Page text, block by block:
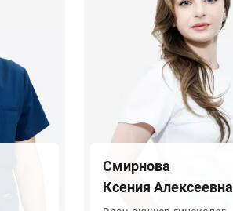
Смирнова
Ксения Алексеевна